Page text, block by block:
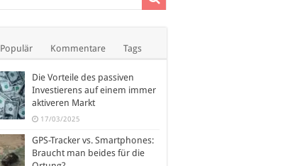
Populär Kommentare Tags
Die Vorteile des passiven
Investierens auf einem immer
aktiveren Markt
17/03/2025
GPS-Tracker vs. Smartphones:
Braucht man beides für die